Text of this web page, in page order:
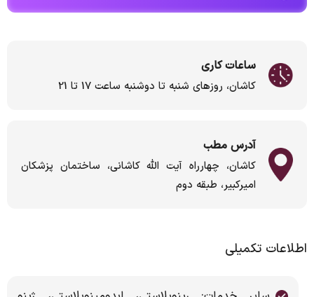
ساعات کاری
کاشان، روزهای شنبه تا دوشنبه ساعت 17 تا 21
آدرس مطب
کاشان، چهارراه آیت الله کاشانی، ساختمان پزشکان
امیرکبیر، طبقه دوم
اطلاعات تکمیلی